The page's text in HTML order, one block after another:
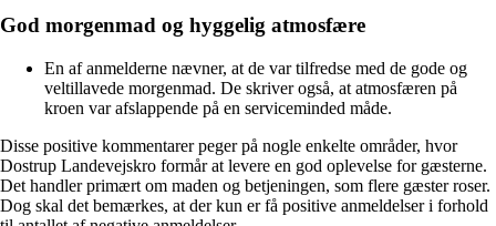
God morgenmad og hyggelig atmosfære
En af anmelderne nævner, at de var tilfredse med de gode og
veltillavede morgenmad. De skriver også, at atmosfæren på
kroen var afslappende på en serviceminded måde.
Disse positive kommentarer peger på nogle enkelte områder, hvor
Dostrup Landevejskro formår at levere en god oplevelse for gæsterne.
Det handler primært om maden og betjeningen, som flere gæster roser.
Dog skal det bemærkes, at der kun er få positive anmeldelser i forhold